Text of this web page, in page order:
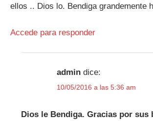
ellos .. Dios lo. Bendiga grandemente
Accede para responder
admin dice:
10/05/2016 a las 5:36 am
Dios le Bendiga. Gracias por sus